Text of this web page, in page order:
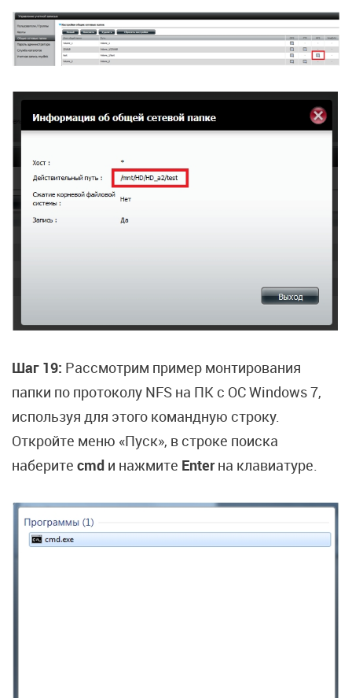
Шаг 19: Рассмотрим пример монтирования
папки по протоколу NFS на ПК с ОС Windows 7,
используя для этого командную строку.
Откройте меню «Пуск», в строке поиска
наберите cmd и нажмите Enterна клавиатуре.